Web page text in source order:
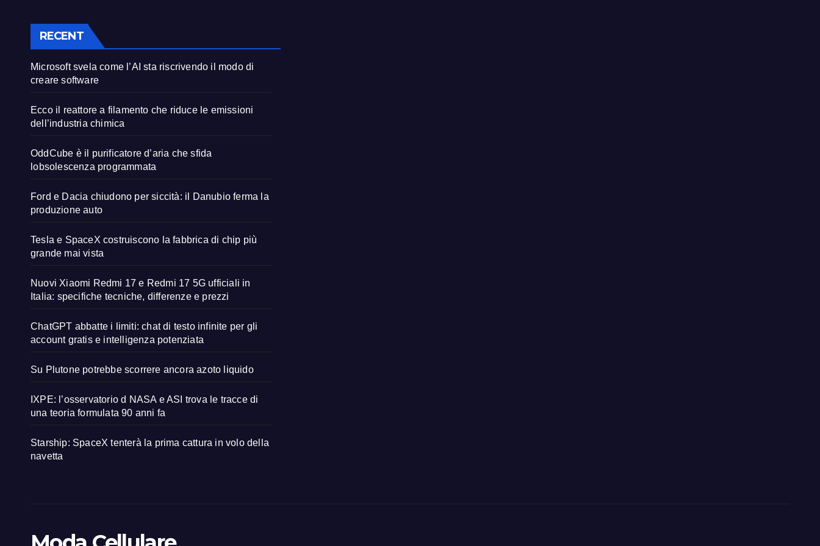
RECENT
Microsoft svela come l’AI sta riscrivendo il modo di
creare software
Ecco il reattore a filamento che riduce le emissioni
dell’industria chimica
OddCube è il purificatore d’aria che sfida
lobsolescenza programmata
Ford e Dacia chiudono per siccità: il Danubio ferma la
produzione auto
Tesla e SpaceX costruiscono la fabbrica di chip più
grande mai vista
Nuovi Xiaomi Redmi 17 e Redmi 17 5G ufficiali in
Italia: specifiche tecniche, differenze e prezzi
ChatGPT abbatte i limiti: chat di testo infinite per gli
account gratis e intelligenza potenziata
Su Plutone potrebbe scorrere ancora azoto liquido
IXPE: l’osservatorio d NASA e ASI trova le tracce di
una teoria formulata 90 anni fa
Starship: SpaceX tenterà la prima cattura in volo della
navetta